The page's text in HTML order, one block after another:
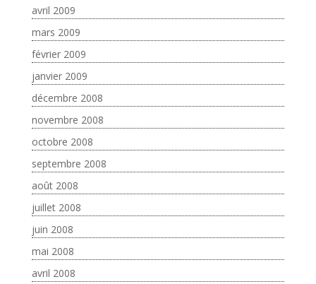
avril 2009
mars 2009
février 2009
janvier 2009
décembre 2008
novembre 2008
octobre 2008
septembre 2008
août 2008
juillet 2008
juin 2008
mai 2008
avril 2008